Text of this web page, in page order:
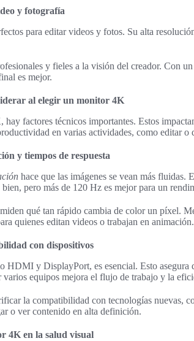
y fotografía
para editar videos y fotos. Su alta
y fieles a la visión del creador. Con
es mejor.
al elegir un monitor 4K
factores técnicos importantes. Estos
en varias actividades, como editar
y tiempos de respuesta
hace que las imágenes se vean más fluidas.
pero más de 120 Hz es mejor para un
miden qué tan rápido cambia de color un píxel.
quienes editan videos o trabajan en
con dispositivos
HDMI y DisplayPort, es esencial. Esto asegura
varios equipos mejora el flujo de trabajo y la
la compatibilidad con tecnologías nuevas,
o ver contenido en alta definición.
4K en la salud visual